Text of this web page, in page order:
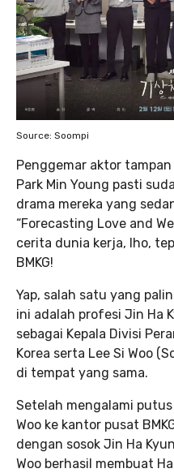
Source: Soompi
Penggemar aktor
Park Min Young pasti
drama mereka yang
“Forecasting Love and
cerita dunia kerja, lho,
BMKG!
Yap, salah satu yang
ini adalah profesi Jin Ha
sebagai Kepala Divisi
Korea serta Lee Si Woo
di tempat yang sama.
Setelah mengalami
Woo ke kantor pusat
dengan sosok Jin Ha
Woo berhasil membuat